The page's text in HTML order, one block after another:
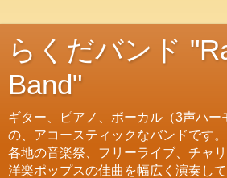
らくだバンド
Band"
ギター、ピアノ、ボーカル（3声ハー
の、アコースティックなバンドです
各地の音楽祭、フリーライブ、チャ
洋楽ポップスの佳曲を幅広く演奏し